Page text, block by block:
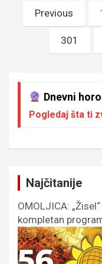
Пагинација
чланака
Previous
301
Dnevni
Pogledaj šta ti
Najčitanije
OMOLJICA:
kompletan